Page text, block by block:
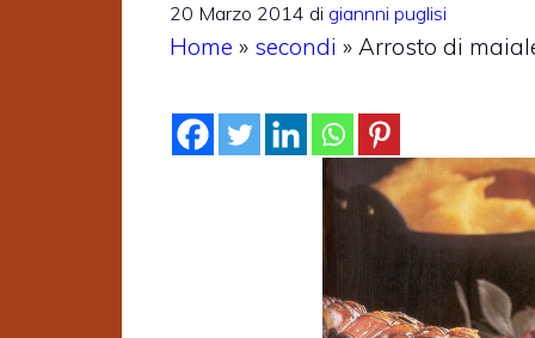
20 Marzo 2014 di giannni puglisi
Home » secondi » Arrosto di